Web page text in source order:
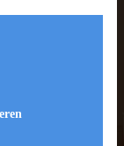
Search